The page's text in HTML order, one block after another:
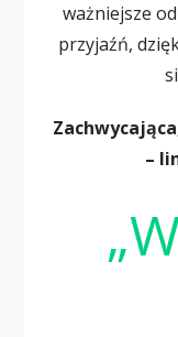
ważniejsze
przyjaźń,
–